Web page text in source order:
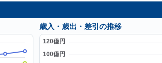
歳入・歳出・差引の推移